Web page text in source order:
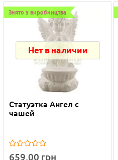
Знято з виробництва
Нет в наличии
Статуэтка Ангел с
чашей
659.00 грн